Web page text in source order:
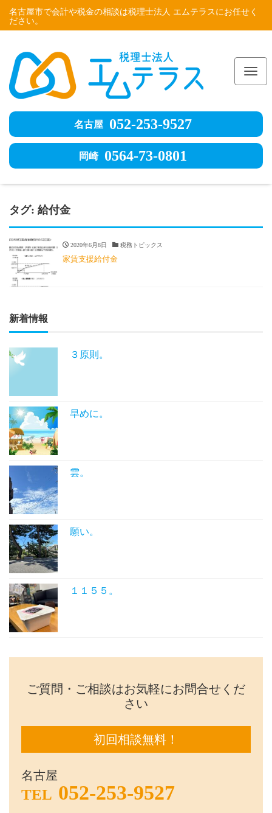
名古屋市で会計や税金の相談は税理士法人 エムテラスにお任せく
ださい。
名古屋 052-253-9527
岡崎 0564-73-0801
タグ: 給付金
2020年6月8日 税務トピックス
家賃支援給付金
新着情報
３原則。
早めに。
雲。
願い。
１１５５。
ご質問・ご相談はお気軽にお問合せくだ
さい
初回相談無料！
名古屋
TEL 052-253-9527